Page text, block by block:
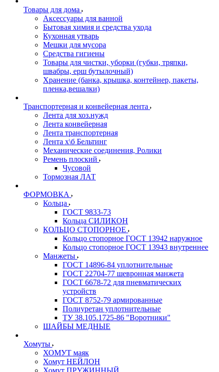
Товары для дома
Аксессуары для ванной
Бытовая химия и средства ухода
Кухонная утварь
Мешки для мусора
Средства гигиены
Товары для чистки, уборки (губки, тряпки,
швабры, ерш бутылочный)
Хранение (банка, крышка, контейнер, пакеты,
пленка,вешалки)
Транспортерная и конвейерная лента
Лента для хоз.нужд
Лента конвейерная
Лента транспортерная
Лента х\б Бельтинг
Механические соединения, Ролики
Ремень плоский
Чусовой
Тормозная ЛАТ
ФОРМОВКА
Кольца
ГОСТ 9833-73
Кольца СИЛИКОН
КОЛЬЦО СТОПОРНОЕ
Кольцо стопорное ГОСТ 13942 наружное
Кольцо стопорное ГОСТ 13943 внутреннее
Манжеты
ГОСТ 14896-84 уплотнительные
ГОСТ 22704-77 шевронная манжета
ГОСТ 6678-72 для пневматических
устройств
ГОСТ 8752-79 армированные
Полиуретан уплотнительные
ТУ 38.105.1725-86 "Воротники"
ШАЙБЫ МЕДНЫЕ
Хомуты
ХОМУТ маяк
Хомут НЕЙЛОН
Хомут ПРУЖИННЫЙ